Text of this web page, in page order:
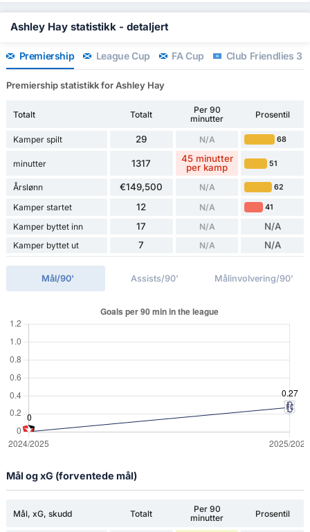
Ashley Hay statistikk - detaljert
Premiership League Cup FA Cup Club Friendlies 3
Premiership statistikk for Ashley Hay
Totalt Totalt
Per 90
minutter
Prosentil
Kamper spilt 29 N/A 68
minutter 1317
45 minutter
per kamp
51
Årslønn €149,500 N/A 62
Kamper startet 12 N/A 41
Kamper byttet inn 17 N/A N/A
Kamper byttet ut 7 N/A N/A
Mål/90' Assists/90' Målinvolvering/90'
Mål og xG (forventede mål)
Mål, xG, skudd Totalt
Per 90
minutter
Prosentil